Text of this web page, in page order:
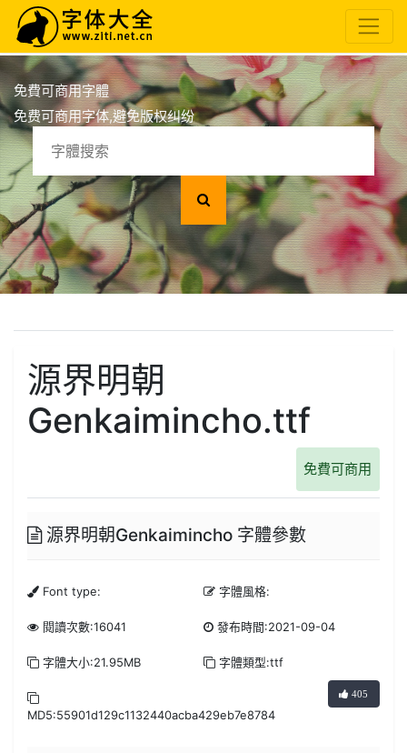
免費可商用字體
免费可商用字体,避免版权纠纷
源界明朝
Genkaimincho.ttf
免費可商用
源界明朝Genkaimincho 字體參數
Font type: 字體風格:
閱讀次數:16041 發布時間:2021-09-04
字體大小:21.95MB 字體類型:ttf
MD5:55901d129c1132440acba429eb7e8784
405